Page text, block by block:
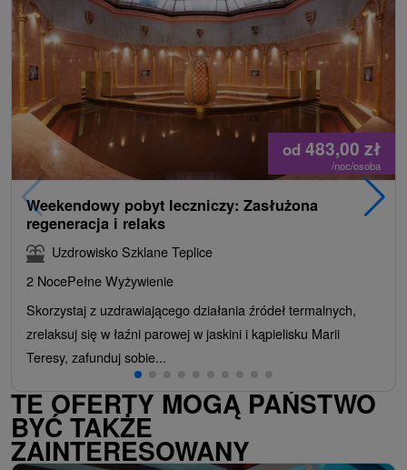
od 483,00 zł
/noc/osoba
Weekendowy pobyt leczniczy: Zasłużona
regeneracja i relaks
Uzdrowisko Szklane Teplice
2 NocePełne Wyżywienie
Skorzystaj z uzdrawiającego działania źródeł termalnych,
zrelaksuj się w łaźni parowej w jaskini i kąpielisku Marii
Teresy, zafunduj sobie...
TE OFERTY MOGĄ PAŃSTWO
BYĆ TAKŻE
ZAINTERESOWANY